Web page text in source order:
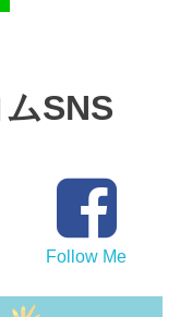
SNS
Follow Me